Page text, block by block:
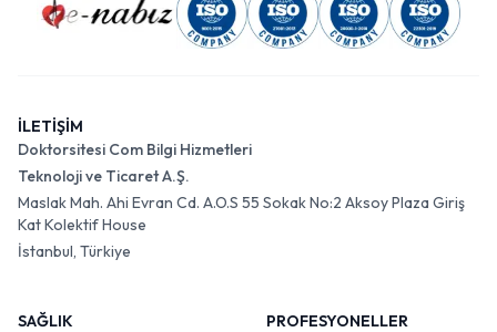
İLETİŞİM
Doktorsitesi Com Bilgi Hizmetleri
Teknoloji ve Ticaret A.Ş.
Maslak Mah. Ahi Evran Cd. A.O.S 55 Sokak No:2 Aksoy Plaza Giriş
Kat Kolektif House
İstanbul, Türkiye
SAĞLIK
PROFESYONELLER